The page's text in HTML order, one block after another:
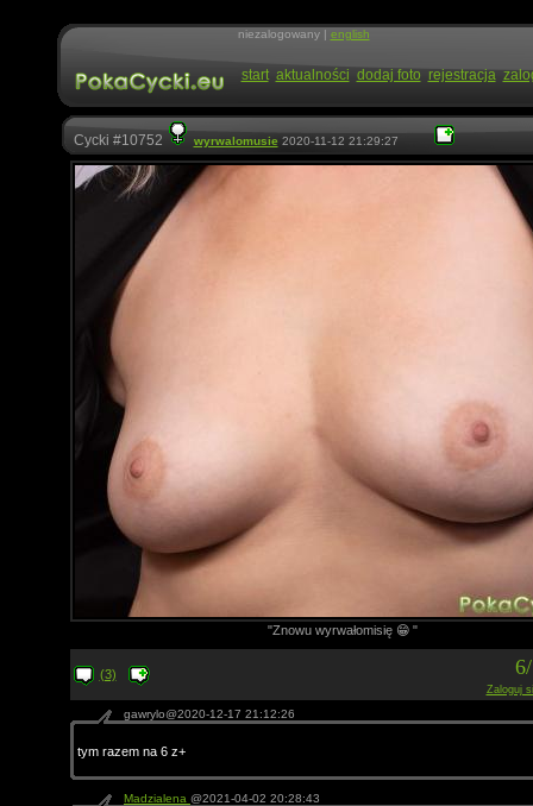
niezalogowany | english
start aktualności dodaj foto rejestracja
Cycki #10752 wyrwalomusie 2020-11-12 21:29:27
"Znowu wyrwałomisię 😁 "
(3)
Zaloguj
gawrylo@2020-12-17 21:12:26
tym razem na 6 z+
Madzialena @2021-04-02 20:28:43